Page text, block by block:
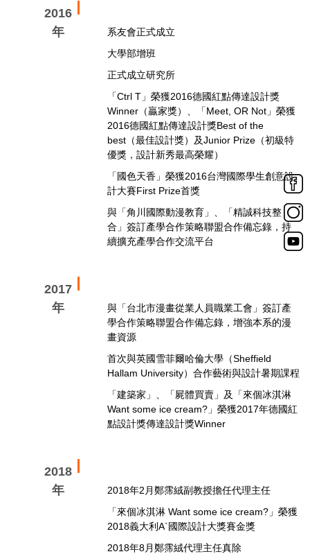
2016
年
系友會正式成立
大學部增班
正式成立研究所
「Ctrl T」榮獲2016德國紅點傳達設計獎
Winner（贏家獎）、「Meet, OR Not」榮獲
2016德國紅點傳達設計獎Best of the
best（最佳設計獎）及Junior Prize（初級特
優獎，設計新秀最高榮耀）
「國色天香」榮獲2016台灣國際學生創意設
計大賽First Prize首獎
與「角川國際動漫教育」、「精誠科技整
合」簽訂產學合作策略聯盟合作備忘錄，持
續擴充產學合作交流平台
2017
年
與「台北市漫畫從業人員職業工會」簽訂產
學合作策略聯盟合作備忘錄，增強本系的漫
畫資源
首次與英國雪菲爾哈倫大學（Sheffield
Hallam University）合作藝術與設計暑期課程
「建築家」、「屍體買賣」及「來個冰淇淋
Want some ice cream?」榮獲2017年德國紅
點設計獎傳達設計獎Winner
2018
年
2018年2月鄭霈絨副教授擔任代理主任
「來個冰淇淋 Want some ice cream?」榮獲
2018義大利A`國際設計大獎賽金獎
2018年8月鄭霈絨代理主任真除